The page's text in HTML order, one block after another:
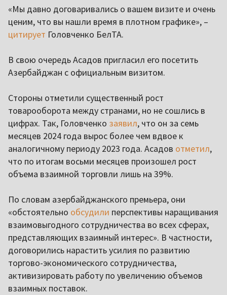
«Мы давно договаривались о вашем визите и очень
ценим, что вы нашли время в плотном графике», –
цитирует Головченко БелТА.
В свою очередь Асадов пригласил его посетить
Азербайджан с официальным визитом.
Стороны отметили существенный рост
товарооборота между странами, но не сошлись в
цифрах. Так, Головченко заявил, что он за семь
месяцев 2024 года вырос более чем вдвое к
аналогичному периоду 2023 года. Асадов отметил,
что по итогам восьми месяцев произошел рост
объема взаимной торговли лишь на 39%.
По словам азербайджанского премьера, они
«обстоятельно обсудили перспективы наращивания
взаимовыгодного сотрудничества во всех сферах,
представляющих взаимный интерес». В частности,
договорились нарастить усилия по развитию
торгово-экономического сотрудничества,
активизировать работу по увеличению объемов
взаимных поставок.